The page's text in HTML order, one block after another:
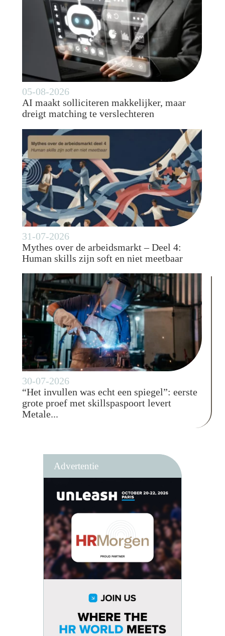
05-08-2026
AI maakt solliciteren makkelijker, maar
dreigt matching te verslechteren
31-07-2026
Mythes over de arbeidsmarkt – Deel 4:
Human skills zijn soft en niet meetbaar
30-07-2026
“Het invullen was echt een spiegel”: eerste
grote proef met skillspaspoort levert
Metale...
Advertentie